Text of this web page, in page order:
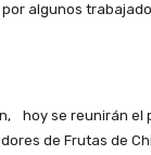
algunos
hoy se reunirán el
de Frutas de